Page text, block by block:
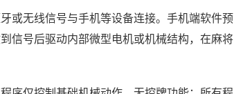
或无线信号与手机等设备连接。手机端软件预
信号后驱动内部微型电机或机械结构，在麻将